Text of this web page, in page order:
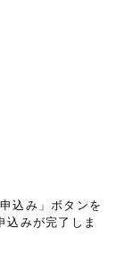
込み」ボタンを
込みが完了しま